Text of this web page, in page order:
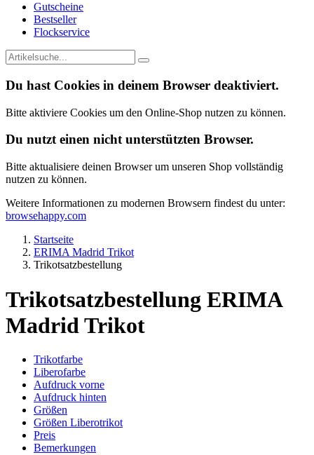
Gutscheine
Bestseller
Flockservice
Du hast Cookies in deinem Browser deaktiviert.
Bitte aktiviere Cookies um den Online-Shop nutzen zu können.
Du nutzt einen nicht unterstützten Browser.
Bitte aktualisiere deinen Browser um unseren Shop vollständig
nutzen zu können.
Weitere Informationen zu modernen Browsern findest du unter:
browsehappy.com
Startseite
ERIMA Madrid Trikot
Trikotsatzbestellung
Trikotsatzbestellung ERIMA
Madrid Trikot
Trikotfarbe
Liberofarbe
Aufdruck vorne
Aufdruck hinten
Größen
Größen Liberotrikot
Preis
Bemerkungen